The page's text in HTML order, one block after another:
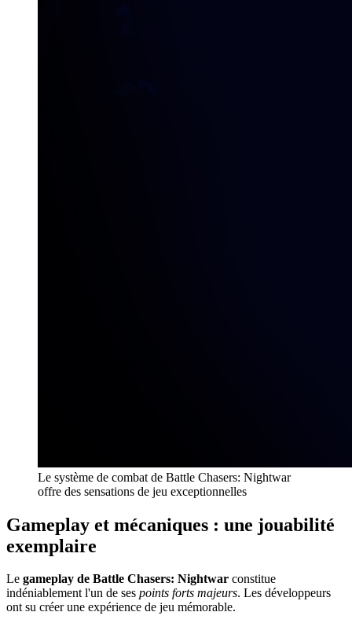
Le système de combat de Battle Chasers: Nightwar
offre des sensations de jeu exceptionnelles
Gameplay et mécaniques : une jouabilité
exemplaire
Le gameplay de Battle Chasers: Nightwar constitue
indéniablement l'un de ses points forts majeurs. Les développeurs
ont su créer une expérience de jeu mémorable.